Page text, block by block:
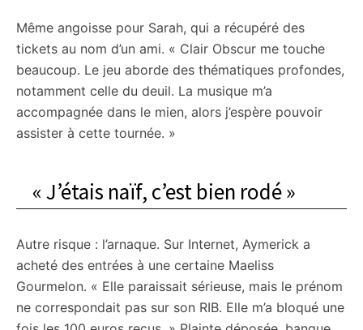
Même angoisse pour Sarah, qui a récupéré des
tickets au nom d’un ami. « Clair Obscur me touche
beaucoup. Le jeu aborde des thématiques profondes,
notamment celle du deuil. La musique m’a
accompagnée dans le mien, alors j’espère pouvoir
assister à cette tournée. »
« J’étais naïf, c’est bien rodé »
Autre risque : l’arnaque. Sur Internet, Aymerick a
acheté des entrées à une certaine Maeliss
Gourmelon. « Elle paraissait sérieuse, mais le prénom
ne correspondait pas sur son RIB. Elle m’a bloqué une